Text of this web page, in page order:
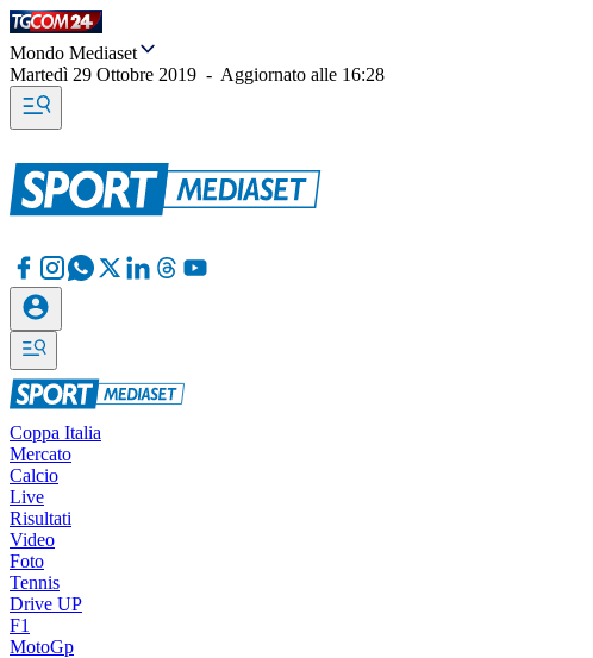
Mondo Mediaset
Martedì 29 Ottobre 2019 - Aggiornato alle 16:28
Coppa Italia
Mercato
Calcio
Live
Risultati
Video
Foto
Tennis
Drive UP
F1
MotoGp